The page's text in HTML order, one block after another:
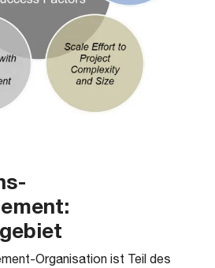
Organisation ist Teil des